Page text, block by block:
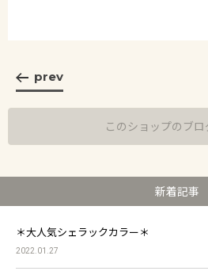
prev
このショップのブ
新着記事
＊大人気シェラックカラー＊
2022.01.27